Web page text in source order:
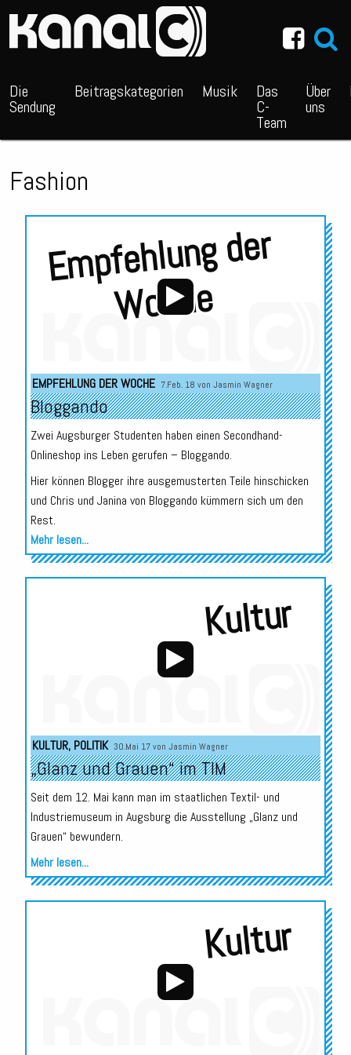
Die
Sendung
Beitragskategorien Musik Das
C-
Team
Über
uns
Fashion
E
m
pf
e
hl
u
n
g
d
er
W
o
c
h
e
Audio-
Player
EMPFEHLUNG DER WOCHE 7.Feb. 18 von Jasmin Wagner
Bloggando
Zwei Augsburger Studenten haben einen Secondhand-
Onlineshop ins Leben gerufen – Bloggando.
Hier können Blogger ihre ausgemusterten Teile hinschicken
und Chris und Janina von Bloggando kümmern sich um den
Rest.
Mehr lesen...
Kultur
Audio-
Player
KULTUR, POLITIK 30.Mai 17 von Jasmin Wagner
„Glanz und Grauen“ im TIM
Seit dem 12. Mai kann man im staatlichen Textil- und
Industriemuseum in Augsburg die Ausstellung „Glanz und
Grauen“ bewundern.
Mehr lesen...
Kultur